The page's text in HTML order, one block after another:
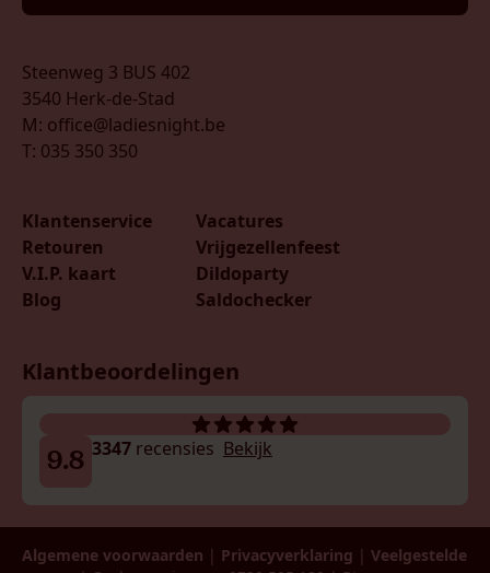
Steenweg 3 BUS 402
3540 Herk-de-Stad
M: office@ladiesnight.be
T: 035 350 350
Klantenservice
Retouren
V.I.P. kaart
Blog
Vacatures
Vrijgezellenfeest
Dildoparty
Saldochecker
Klantbeoordelingen
9.8 3347 recensies Bekijk
Algemene voorwaarden | Privacyverklaring | Veelgestelde